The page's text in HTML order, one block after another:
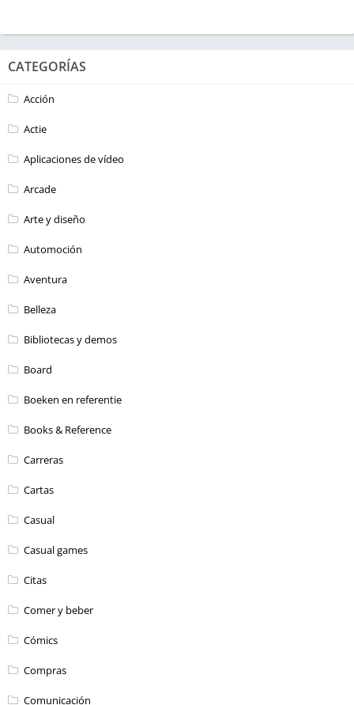
CATEGORÍAS
Acción
Actie
Aplicaciones de vídeo
Arcade
Arte y diseño
Automoción
Aventura
Belleza
Bibliotecas y demos
Board
Boeken en referentie
Books & Reference
Carreras
Cartas
Casual
Casual games
Citas
Comer y beber
Cómics
Compras
Comunicación